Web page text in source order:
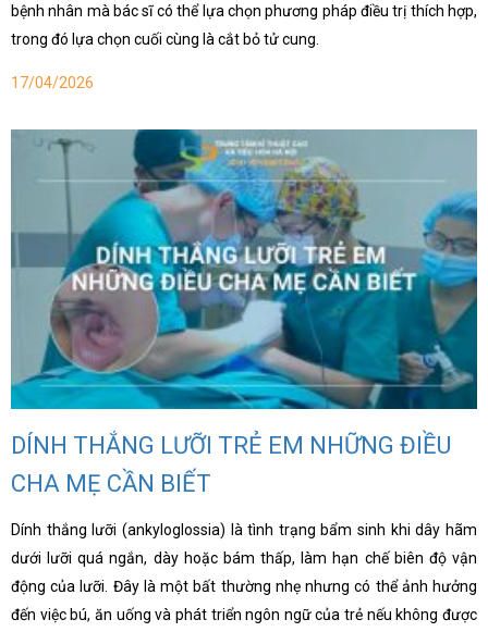
bệnh nhân mà bác sĩ có thể lựa chọn phương pháp điều trị thích hợp,
trong đó lựa chọn cuối cùng là cắt bỏ tử cung.
17/04/2026
DÍNH THẮNG LƯỠI TRẺ EM NHỮNG ĐIỀU
CHA MẸ CẦN BIẾT
Dính thắng lưỡi (ankyloglossia) là tình trạng bẩm sinh khi dây hãm
dưới lưỡi quá ngắn, dày hoặc bám thấp, làm hạn chế biên độ vận
động của lưỡi. Đây là một bất thường nhẹ nhưng có thể ảnh hưởng
đến việc bú, ăn uống và phát triển ngôn ngữ của trẻ nếu không được